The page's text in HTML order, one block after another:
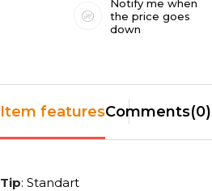
Notify me when
the price goes
down
Item featuresComments(0)
Tip: Standart